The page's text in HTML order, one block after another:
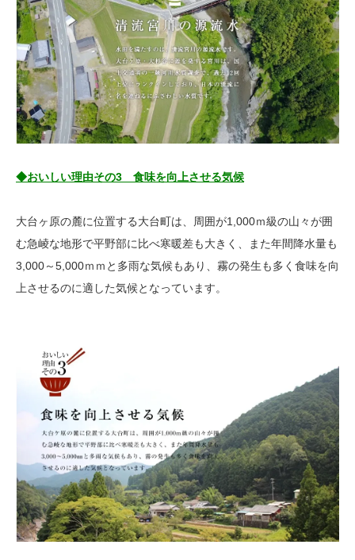
◆おいしい理由その3 食味を向上させる気候
大台ヶ原の麓に位置する大台町は、周囲が1,000ｍ級の山々が囲
む急崚な地形で平野部に比べ寒暖差も大きく、また年間降水量も
3,000～5,000ｍｍと多雨な気候もあり、霧の発生も多く食味を向
上させるのに適した気候となっています。